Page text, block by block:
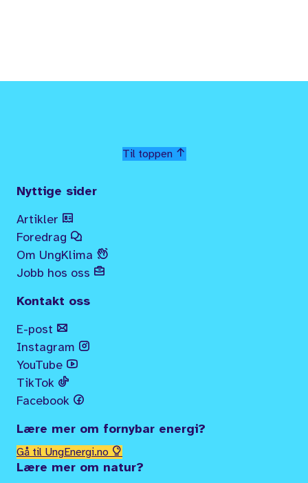
Til toppen
Nyttige sider
Artikler
Foredrag
Om UngKlima
Jobb hos oss
Kontakt oss
E-post
Instagram
YouTube
TikTok
Facebook
Lære mer om fornybar energi?
Gå til UngEnergi.no
Lære mer om natur?